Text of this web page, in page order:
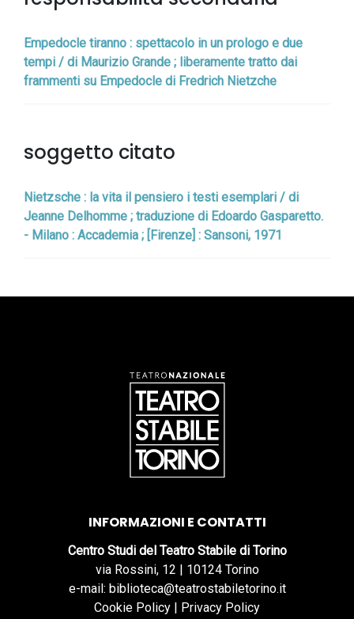
Empedocle tiranno : spettacolo in un prologo e due
tempi / di Maurizio Grande ; liberamente tratto dai
frammenti su Empedocle di Fredrich Nietzche
soggetto citato
Nietzsche : la vita il pensiero i testi esemplari / di
Jeanne Delhomme ; traduzione di Edoardo Gasparetto.
- Milano : Accademia ; [Firenze] : Sansoni, 1971
INFORMAZIONI E CONTATTI
Centro Studi del Teatro Stabile di Torino
via Rossini, 12 | 10124 Torino
e-mail: biblioteca@teatrostabiletorino.it
Cookie Policy | Privacy Policy